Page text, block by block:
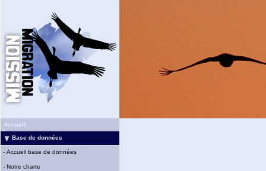
Accueil
Base de données
- Accueil base de données
- Notre charte